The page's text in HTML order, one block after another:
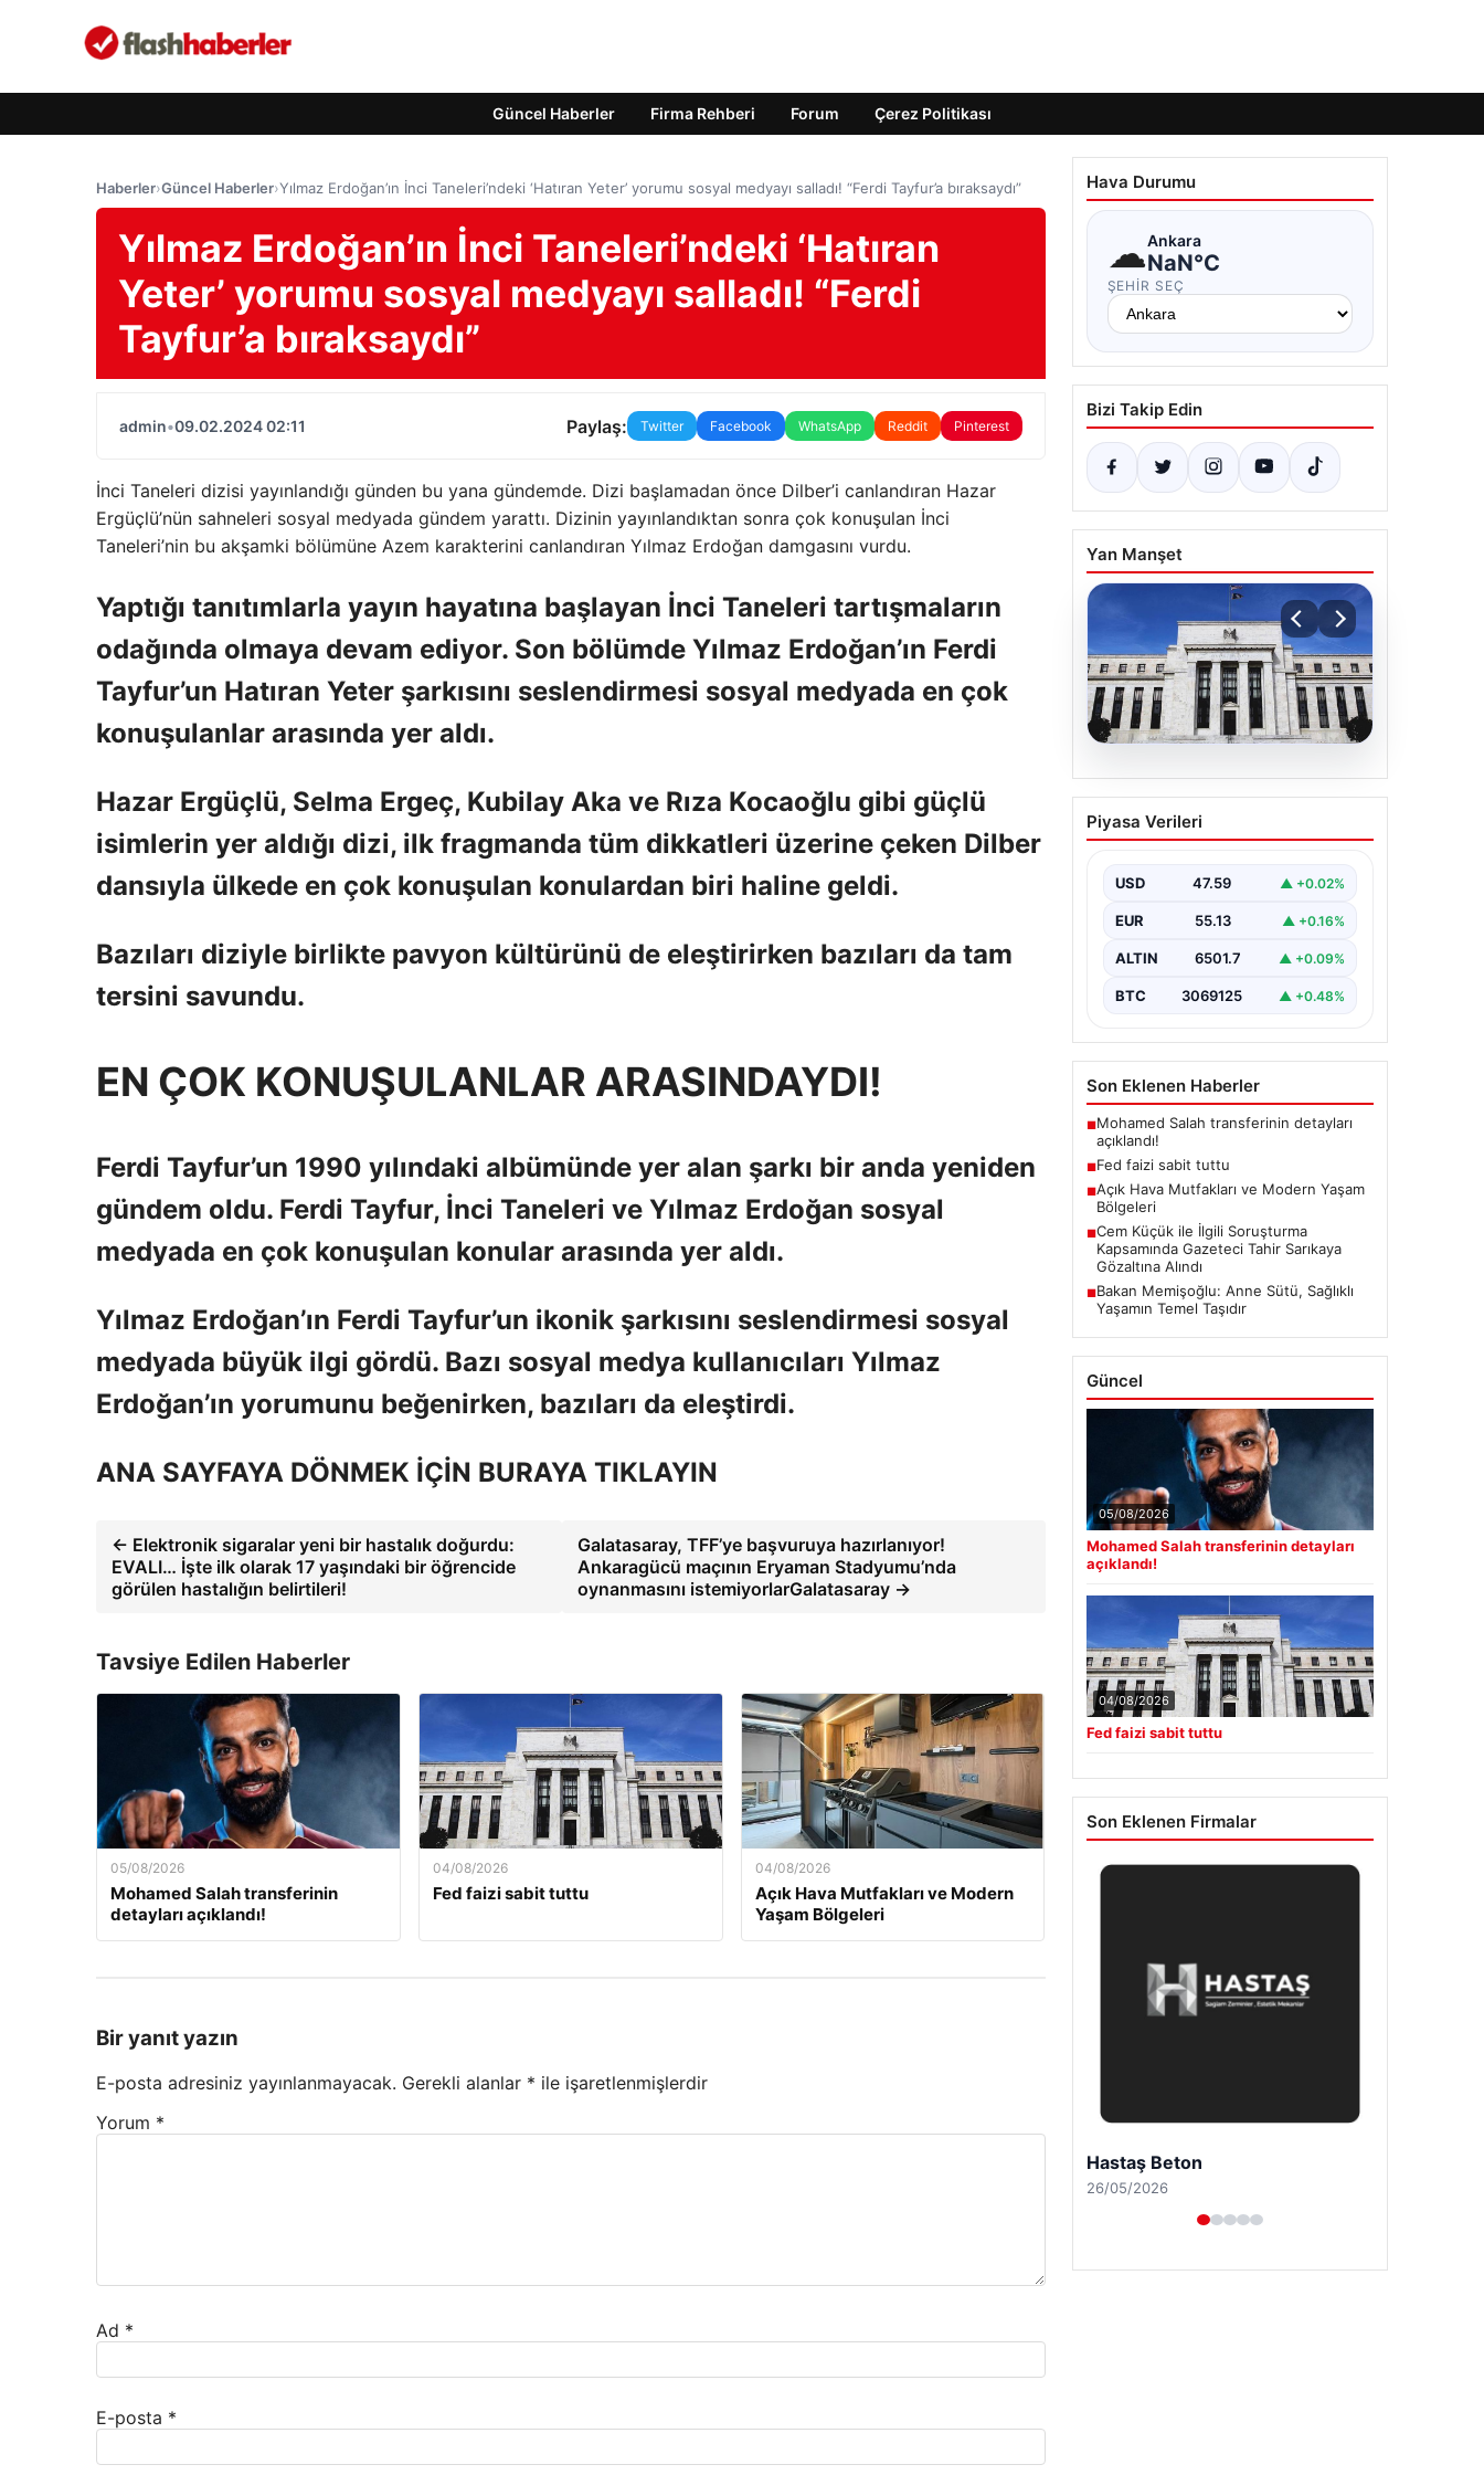
Güncel Haberler Firma Rehberi Forum Çerez Politikası
Haberler›Güncel Haberler›Yılmaz Erdoğan’ın İnci Taneleri’ndeki ‘Hatıran Yeter’ yorumu sosyal medyayı salladı! “Ferdi Tayfur’a bıraksaydı”
Yılmaz Erdoğan’ın İnci Taneleri’ndeki ‘Hatıran
Yeter’ yorumu sosyal medyayı salladı! “Ferdi
Tayfur’a bıraksaydı”
admin•09.02.2024 02:11 Paylaş: Twitter Facebook WhatsApp Reddit Pinterest
İnci Taneleri dizisi yayınlandığı günden bu yana gündemde. Dizi başlamadan önce Dilber’i canlandıran Hazar
Ergüçlü’nün sahneleri sosyal medyada gündem yarattı. Dizinin yayınlandıktan sonra çok konuşulan İnci
Taneleri’nin bu akşamki bölümüne Azem karakterini canlandıran Yılmaz Erdoğan damgasını vurdu.
Yaptığı tanıtımlarla yayın hayatına başlayan İnci Taneleri tartışmaların
odağında olmaya devam ediyor. Son bölümde Yılmaz Erdoğan’ın Ferdi
Tayfur’un Hatıran Yeter şarkısını seslendirmesi sosyal medyada en çok
konuşulanlar arasında yer aldı.
Hazar Ergüçlü, Selma Ergeç, Kubilay Aka ve Rıza Kocaoğlu gibi güçlü
isimlerin yer aldığı dizi, ilk fragmanda tüm dikkatleri üzerine çeken Dilber
dansıyla ülkede en çok konuşulan konulardan biri haline geldi.
Bazıları diziyle birlikte pavyon kültürünü de eleştirirken bazıları da tam
tersini savundu.
EN ÇOK KONUŞULANLAR ARASINDAYDI!
Ferdi Tayfur’un 1990 yılındaki albümünde yer alan şarkı bir anda yeniden
gündem oldu. Ferdi Tayfur, İnci Taneleri ve Yılmaz Erdoğan sosyal
medyada en çok konuşulan konular arasında yer aldı.
Yılmaz Erdoğan’ın Ferdi Tayfur’un ikonik şarkısını seslendirmesi sosyal
medyada büyük ilgi gördü. Bazı sosyal medya kullanıcıları Yılmaz
Erdoğan’ın yorumunu beğenirken, bazıları da eleştirdi.
ANA SAYFAYA DÖNMEK İÇİN BURAYA TIKLAYIN
← Elektronik sigaralar yeni bir hastalık doğurdu:
EVALI… İşte ilk olarak 17 yaşındaki bir öğrencide
görülen hastalığın belirtileri!
Galatasaray, TFF’ye başvuruya hazırlanıyor!
Ankaragücü maçının Eryaman Stadyumu’nda
oynanmasını istemiyorlarGalatasaray →
Tavsiye Edilen Haberler
05/08/2026
Mohamed Salah transferinin
detayları açıklandı!
04/08/2026
Fed faizi sabit tuttu
04/08/2026
Açık Hava Mutfakları ve Modern
Yaşam Bölgeleri
Bir yanıt yazın
E-posta adresiniz yayınlanmayacak. Gerekli alanlar * ile işaretlenmişlerdir
Yorum *
Ad *
E-posta *
Hava Durumu
☁Ankara
NaN°C
ŞEHIR SEÇ
Bizi Takip Edin
Yan Manşet
04.08.2026
Fed faizi sabit tuttu
Piyasa Verileri
USD 47.59 ▲ +0.02%
EUR 55.13 ▲ +0.16%
ALTIN 6501.7 ▲ +0.09%
BTC 3069125 ▲ +0.48%
Son Eklenen Haberler
■Mohamed Salah transferinin detayları
açıklandı!
■Fed faizi sabit tuttu
■Açık Hava Mutfakları ve Modern Yaşam
Bölgeleri
■Cem Küçük ile İlgili Soruşturma
Kapsamında Gazeteci Tahir Sarıkaya
Gözaltına Alındı
■Bakan Memişoğlu: Anne Sütü, Sağlıklı
Yaşamın Temel Taşıdır
Güncel
05/08/2026
Mohamed Salah transferinin detayları
açıklandı!
04/08/2026
Fed faizi sabit tuttu
Son Eklenen Firmalar
Hastaş Beton
26/05/2026